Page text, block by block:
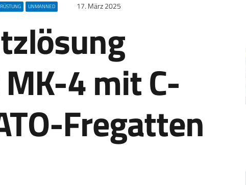
RÜSTUNG UNMANNED 17. März 2025
MK-4 mit C-
Fregatten